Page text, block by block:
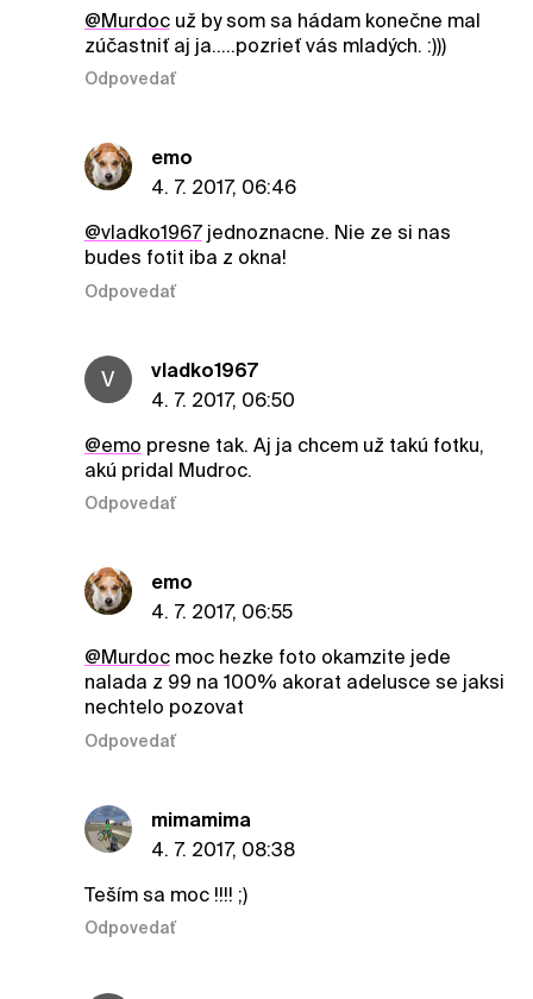
@Murdocuž by som sa hádam konečne mal
zúčastniť aj ja.....pozrieť vás mladých. :)))
Odpovedať
emo
4. 7. 2017, 06:46
@vladko1967jednoznacne. Nie ze si nas
budes fotit iba z okna!
Odpovedať
V
vladko1967
4. 7. 2017, 06:50
@emo presne tak. Aj ja chcem už takú fotku,
akú pridal Mudroc.
Odpovedať
emo
4. 7. 2017, 06:55
@Murdocmoc hezke foto okamzite jede
nalada z 99 na 100% akorat adelusce se jaksi
nechtelo pozovat
Odpovedať
mimamima
4. 7. 2017, 08:38
Teším sa moc !!!! ;)
Odpovedať